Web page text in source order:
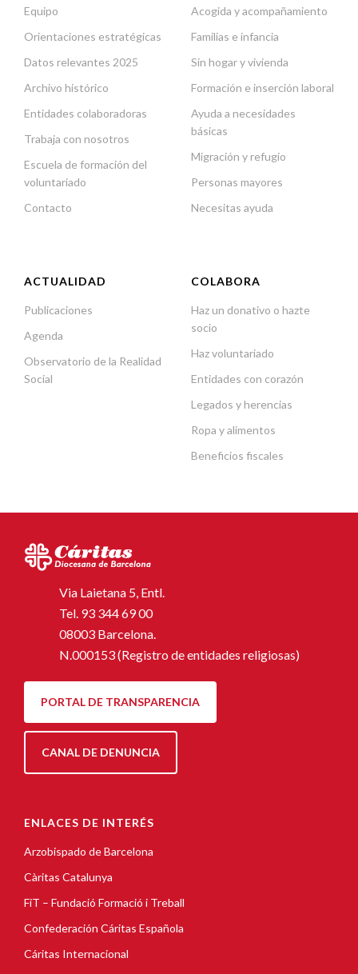
Equipo
Orientaciones estratégicas
Datos relevantes 2025
Archivo histórico
Entidades colaboradoras
Trabaja con nosotros
Escuela de formación del
voluntariado
Contacto
Acogida y acompañamiento
Familias e infancia
Sin hogar y vivienda
Formación e inserción laboral
Ayuda a necesidades
básicas
Migración y refugio
Personas mayores
Necesitas ayuda
ACTUALIDAD
Publicaciones
Agenda
Observatorio de la Realidad
Social
COLABORA
Haz un donativo o hazte
socio
Haz voluntariado
Entidades con corazón
Legados y herencias
Ropa y alimentos
Beneficios fiscales
Via Laietana 5, Entl.
Tel. 93 344 69 00
08003 Barcelona.
N.000153 (Registro de entidades religiosas)
PORTAL DE TRANSPARENCIA
CANAL DE DENUNCIA
ENLACES DE INTERÉS
Arzobispado de Barcelona
Càritas Catalunya
FiT – Fundació Formació i Treball
Confederación Cáritas Española
Cáritas Internacional